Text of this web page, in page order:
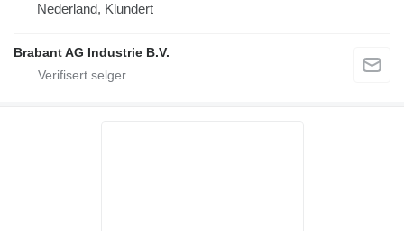
Nederland, Klundert
Brabant AG Industrie B.V.